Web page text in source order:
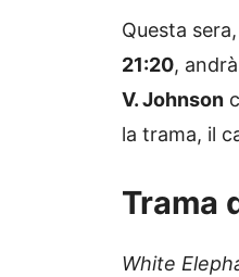
Questa sera,
21:20,
V. Johnson
la trama, il
Trama
White